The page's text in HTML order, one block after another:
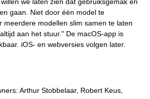
gaan. Niet door één model te
meerdere modellen slim samen te laten
aan het stuur." De macOS-app is
iOS- en webversies volgen later.
Arthur Stobbelaar, Robert Keus,